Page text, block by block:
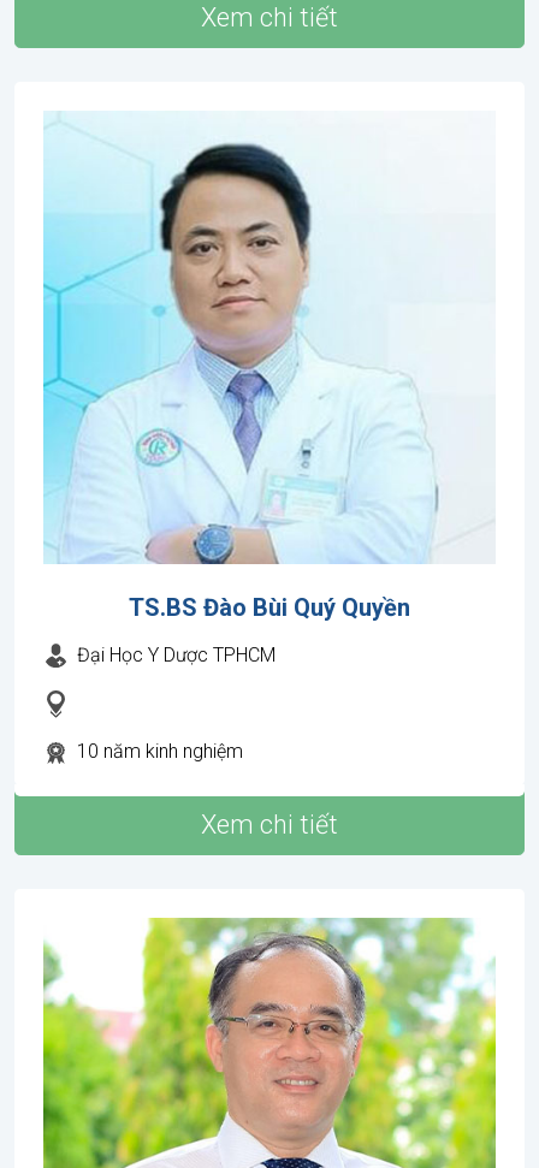
Xem chi tiết
TS.BS Đào Bùi Quý Quyền
Đại Học Y Dược TPHCM
10 năm kinh nghiệm
Xem chi tiết